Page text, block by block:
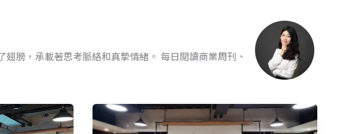
膀，承載著思考脈絡和真摯情緒。 每日閱讀商業周刊、
在
不